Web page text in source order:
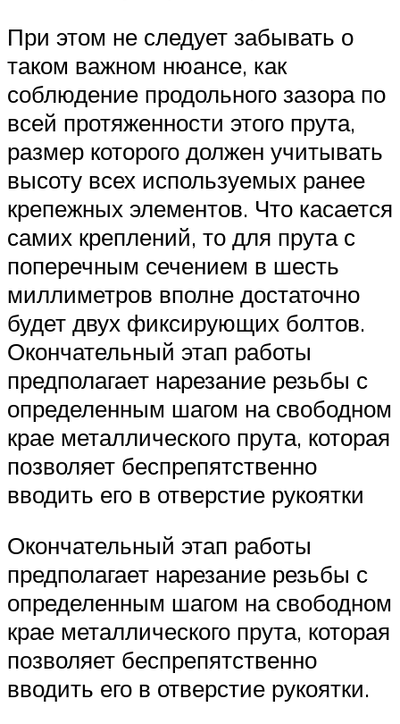
При этом не следует забывать о
таком важном нюансе, как
соблюдение продольного зазора по
всей протяженности этого прута,
размер которого должен учитывать
высоту всех используемых ранее
крепежных элементов. Что касается
самих креплений, то для прута с
поперечным сечением в шесть
миллиметров вполне достаточно
будет двух фиксирующих болтов.
Окончательный этап работы
предполагает нарезание резьбы с
определенным шагом на свободном
крае металлического прута, которая
позволяет беспрепятственно
вводить его в отверстие рукоятки
Окончательный этап работы
предполагает нарезание резьбы с
определенным шагом на свободном
крае металлического прута, которая
позволяет беспрепятственно
вводить его в отверстие рукоятки.